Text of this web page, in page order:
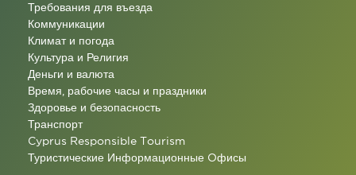
Требования для въезда
Коммуникации
Климат и погода
Культура и Религия
Деньги и валюта
Время, рабочие часы и праздники
Здоровье и безопасность
Транспорт
Cyprus Responsible Tourism
Туристические Информационные Oфисы